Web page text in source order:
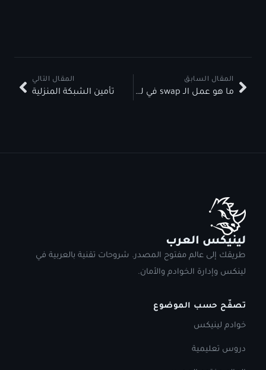
المقال السابق
ما هو عمل الـ swap في لينيكس
المقال التالي
تأمين الشبكة المنزلية
لينيكس العرب
طريقك إلى عالم مفتوح المصدر. شروحات تقنية بالعربية في
لينكس وإدارة الخوادم والأمان.
تصفّح حسب الموضوع
خوادم لينيكس
دروس تعليمية